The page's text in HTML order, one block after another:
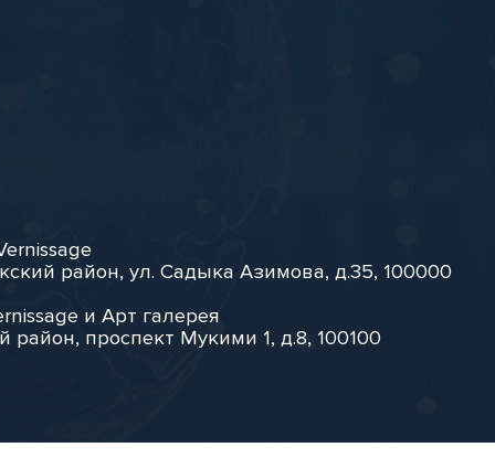
район, ул. Садыка Азимова, д.35, 100000
и Арт галерея
район, проспект Мукими 1, д.8, 100100